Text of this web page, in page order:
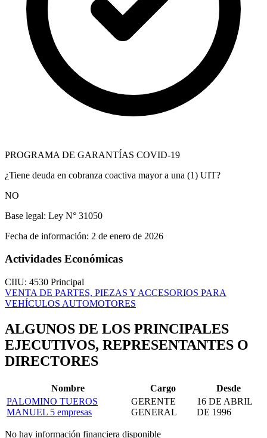
PROGRAMA DE GARANTÍAS COVID-19
¿Tiene deuda en cobranza coactiva mayor a una (1) UIT?
NO
Base legal: Ley N° 31050
Fecha de información: 2 de enero de 2026
Actividades Económicas
CIIU: 4530 Principal
VENTA DE PARTES, PIEZAS Y ACCESORIOS PARA
VEHÍCULOS AUTOMOTORES
ALGUNOS DE LOS PRINCIPALES
EJECUTIVOS, REPRESENTANTES O
DIRECTORES
Nombre Cargo
Desde
PALOMINO TUEROS
MANUEL 5 empresas
GERENTE
GENERAL
16 DE ABRIL
DE 1996
No hay información financiera disponible